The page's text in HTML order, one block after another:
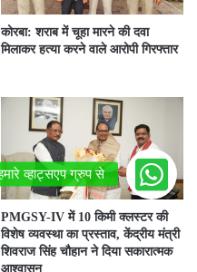
कोरबा: शराब में चूहा मारने की दवा
मिलाकर हत्या करने वाले आरोपी गिरफ्तार
PMGSY-IV में 10 किमी क्लस्टर की
विशेष व्यवस्था का प्रस्ताव, केंद्रीय मंत्री
शिवराज सिंह चौहान ने दिया सकारात्मक
आश्वासन